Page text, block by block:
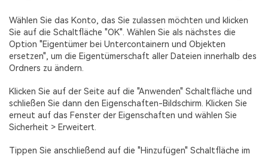
Wählen Sie das Konto, das Sie zulassen möchten und klicken
Sie auf die Schaltfläche "OK". Wählen Sie als nächstes die
Option "Eigentümer bei Untercontainern und Objekten
ersetzen", um die Eigentümerschaft aller Dateien innerhalb des
Ordners zu ändern.
Klicken Sie auf der Seite auf die "Anwenden" Schaltfläche und
schließen Sie dann den Eigenschaften-Bildschirm. Klicken Sie
erneut auf das Fenster der Eigenschaften und wählen Sie
Sicherheit > Erweitert.
Tippen Sie anschließend auf die "Hinzufügen" Schaltfläche im